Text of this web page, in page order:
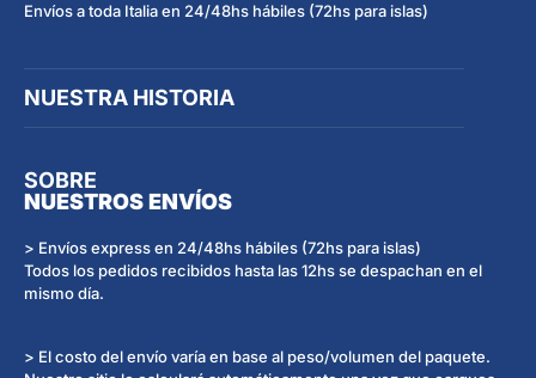
Envíos a toda Italia en 24/48hs hábiles (72hs para islas)
NUESTRA HISTORIA
SOBRE
NUESTROS ENVÍOS
> Envíos express en 24/48hs hábiles (72hs para islas)
Todos los pedidos recibidos hasta las 12hs se despachan en el
mismo día.
> El costo del envío varía en base al peso/volumen del paquete.